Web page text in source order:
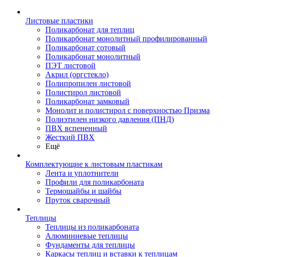
Листовые пластики
Поликарбонат для теплиц
Поликарбонат монолитный профилированный
Поликарбонат сотовый
Поликарбонат монолитный
ПЭТ листовой
Акрил (оргстекло)
Полипропилен листовой
Полистирол листовой
Поликарбонат замковый
Монолит и полистирол с поверхностью Призма
Полиэтилен низкого давления (ПНД)
ПВХ вспененный
Жесткий ПВХ
Ещё
Комплектующие к листовым пластикам
Лента и уплотнители
Профили для поликарбоната
Термошайбы и шайбы
Пруток сварочный
Теплицы
Теплицы из поликарбоната
Алюминиевые теплицы
Фундаменты для теплицы
Каркасы теплиц и вставки к теплицам